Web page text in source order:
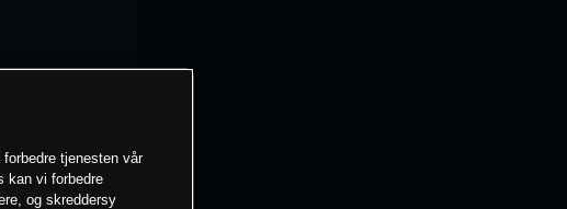
tjenesten vår
kan vi forbedre
og skreddersy